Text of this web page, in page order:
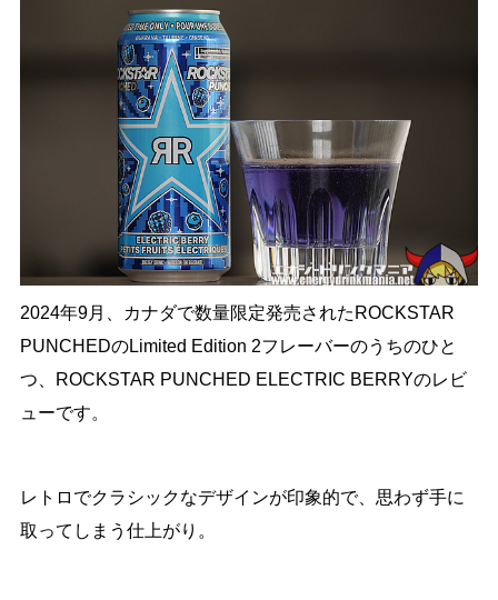
2024年9月、カナダで数量限定発売されたROCKSTAR
PUNCHEDのLimited Edition 2フレーバーのうちのひと
つ、ROCKSTAR PUNCHED ELECTRIC BERRYのレビ
ューです。
レトロでクラシックなデザインが印象的で、思わず手に
取ってしまう仕上がり。